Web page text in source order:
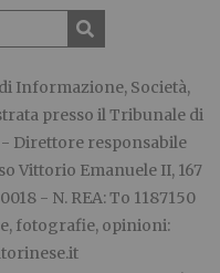
Informazione, Società,
presso il Tribunale di
- Direttore responsabile
Vittorio Emanuele II, 167
- N. REA: To 1187150
fotografie, opinioni: